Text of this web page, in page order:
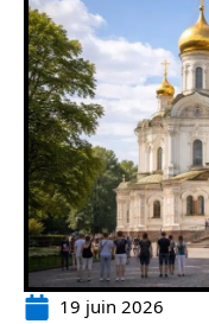
19 juin 2026